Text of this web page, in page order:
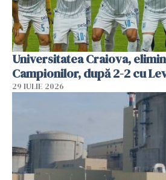
Universitatea Craiova,
Campionilor, după 2-2 cu
29 IULIE 2026